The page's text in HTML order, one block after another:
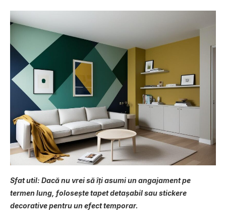
Sfat util: Dacă nu vrei să îți asumi un angajament pe
termen lung, folosește tapet detașabil sau stickere
decorative pentru un efect temporar.